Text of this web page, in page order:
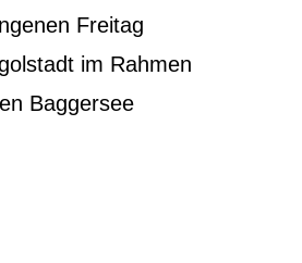
Freitag
im Rahmen
Baggersee